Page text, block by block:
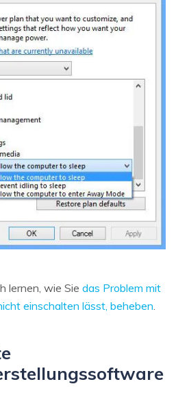
lernen, wie Sie das Problem mit
einschalten lässt, beheben.